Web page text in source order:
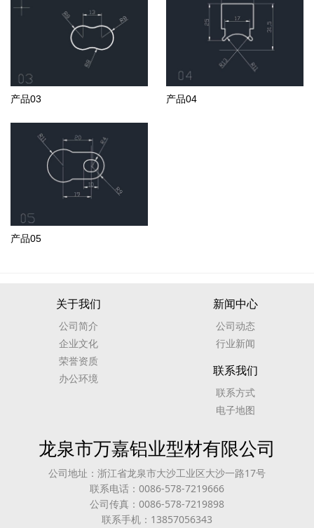
产品03 产品04
产品05
关于我们
公司简介
企业文化
荣誉资质
办公环境
新闻中心
公司动态
行业新闻
联系我们
联系方式
电子地图
龙泉市万嘉铝业型材有限公司
公司地址：浙江省龙泉市大沙工业区大沙一路17号
联系电话：0086-578-7219666
公司传真：0086-578-7219898
联系手机：13857056343